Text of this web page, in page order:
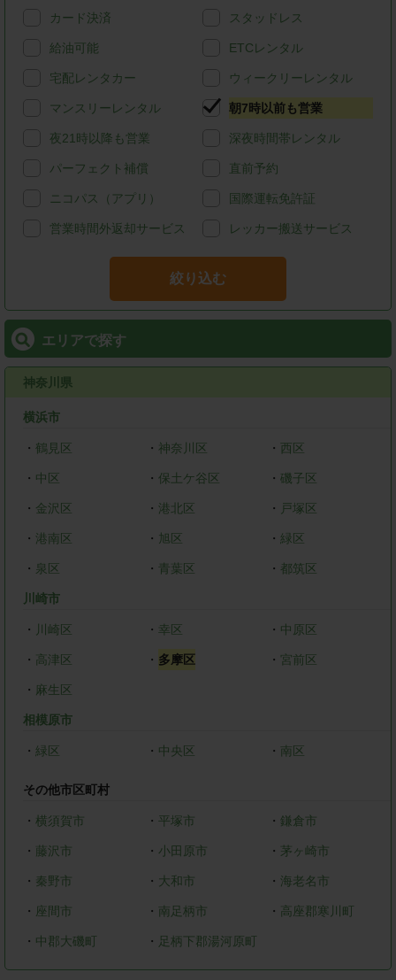
カード決済 スタッドレス
給油可能 ETCレンタル
宅配レンタカー ウィークリーレンタル
マンスリーレンタル 朝7時以前も営業
夜21時以降も営業 深夜時間帯レンタル
パーフェクト補償 直前予約
ニコパス（アプリ） 国際運転免許証
営業時間外返却サービス レッカー搬送サービス
絞り込む
エリアで探す
神奈川県
横浜市
・ 鶴見区 ・ 神奈川区 ・ 西区
・ 中区 ・ 保土ケ谷区 ・磯子区
・ 金沢区 ・ 港北区 ・ 戸塚区
・ 港南区 ・ 旭区 ・ 緑区
・ 泉区 ・ 青葉区 ・ 都筑区
川崎市
・ 川崎区 ・ 幸区 ・ 中原区
・ 高津区 ・ 多摩区 ・ 宮前区
・ 麻生区
相模原市
・ 緑区 ・ 中央区 ・ 南区
その他市区町村
・ 横須賀市 ・ 平塚市 ・ 鎌倉市
・ 藤沢市 ・ 小田原市 ・ 茅ヶ崎市
・ 秦野市 ・ 大和市 ・ 海老名市
・ 座間市 ・ 南足柄市 ・ 高座郡寒川町
・ 中郡大磯町 ・ 足柄下郡湯河原町